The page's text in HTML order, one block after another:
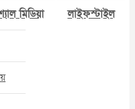
মিডিয়া লাইফস্টাইল